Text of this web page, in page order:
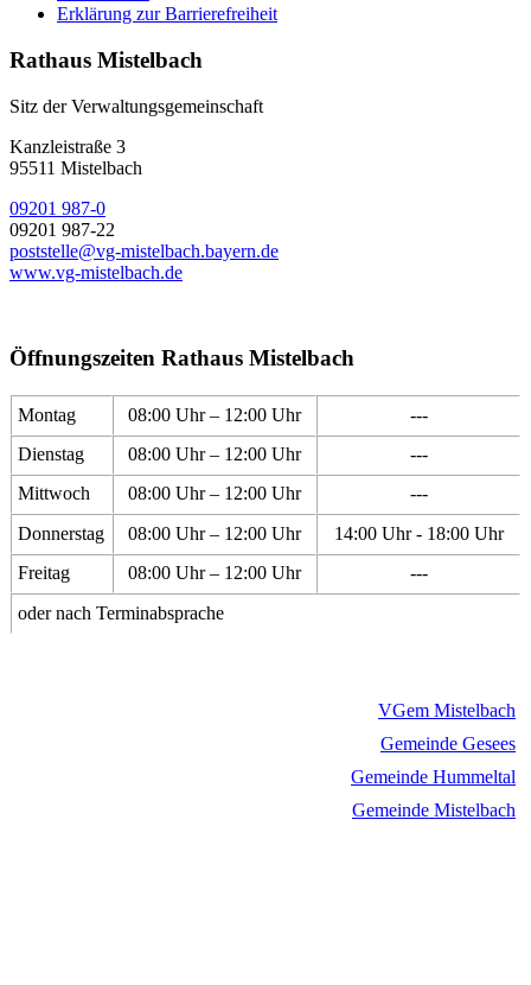
Erklärung zur Barrierefreiheit
Rathaus Mistelbach
Sitz der Verwaltungsgemeinschaft
Kanzleistraße 3
95511 Mistelbach
09201 987-0
09201 987-22
poststelle@vg-mistelbach.bayern.de
www.vg-mistelbach.de
Öffnungszeiten Rathaus Mistelbach
Montag 08:00 Uhr – 12:00 Uhr
---
Dienstag
08:00 Uhr – 12:00 Uhr
---
Mittwoch
08:00 Uhr – 12:00 Uhr
---
Donnerstag
08:00 Uhr – 12:00 Uhr
14:00 Uhr - 18:00 Uhr
Freitag
08:00 Uhr – 12:00 Uhr
---
oder nach Terminabsprache
VGem Mistelbach
Gemeinde Gesees
Gemeinde Hummeltal
Gemeinde Mistelbach